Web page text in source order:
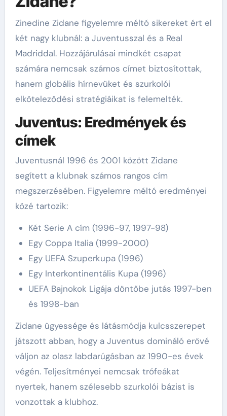
Zinedine Zidane figyelemre méltó sikereket ért el
két nagy klubnál: a Juventusszal és a Real
Madriddal. Hozzájárulásai mindkét csapat
számára nemcsak számos címet biztosítottak,
hanem globális hírnevüket és szurkolói
elköteleződési stratégiáikat is felemelték.
Juventus: Eredmények és
címek
Juventusnál 1996 és 2001 között Zidane
segített a klubnak számos rangos cím
megszerzésében. Figyelemre méltó eredményei
közé tartozik:
Két Serie A cím (1996-97, 1997-98)
Egy Coppa Italia (1999-2000)
Egy UEFA Szuperkupa (1996)
Egy Interkontinentális Kupa (1996)
UEFA Bajnokok Ligája döntőbe jutás 1997-ben
és 1998-ban
Zidane ügyessége és látásmódja kulcsszerepet
játszott abban, hogy a Juventus domináló erővé
váljon az olasz labdarúgásban az 1990-es évek
végén. Teljesítményei nemcsak trófeákat
nyertek, hanem szélesebb szurkolói bázist is
vonzottak a klubhoz.